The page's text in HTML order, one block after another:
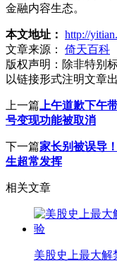
金融内容生态。
本文地址： http://
文章来源：
倚天百科
版权声明： 除非特别
以链接形式注明文章出
上一篇 上午道歉下午
号变现功能被取消
下一篇家长别被误导
生超常发挥
相关文章
美股史上最大解